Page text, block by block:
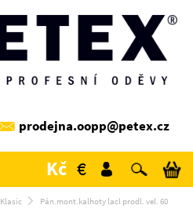
prodejna.oopp@petex.cz
Kč €
Klasic Pán.mont.kalhoty lacl prodl. vel. 60